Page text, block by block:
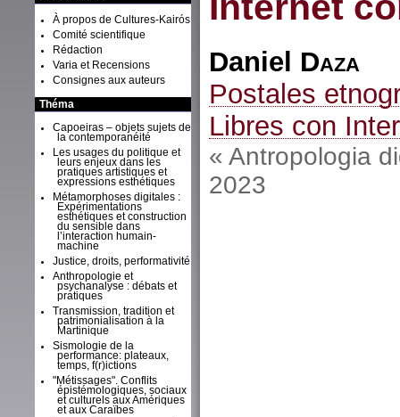
Daniel Daza
Postales
Libres con
« Antropologia
2023
À propos de Cultures-Kairós
Comité scientifique
Rédaction
Varia et Recensions
Consignes aux auteurs
Théma
Capoeiras – objets sujets de
la contemporanéité
Les usages du politique et
leurs enjeux dans les
pratiques artistiques et
expressions esthétiques
Métamorphoses digitales :
Expérimentations
esthétiques et construction
du sensible dans
l’interaction humain-
machine
Justice, droits, performativité
Anthropologie et
psychanalyse : débats et
pratiques
Transmission, tradition et
patrimonialisation à la
Martinique
Sismologie de la
performance: plateaux,
temps, f(r)ictions
"Métissages". Conflits
épistémologiques, sociaux
et culturels aux Amériques
et aux Caraïbes